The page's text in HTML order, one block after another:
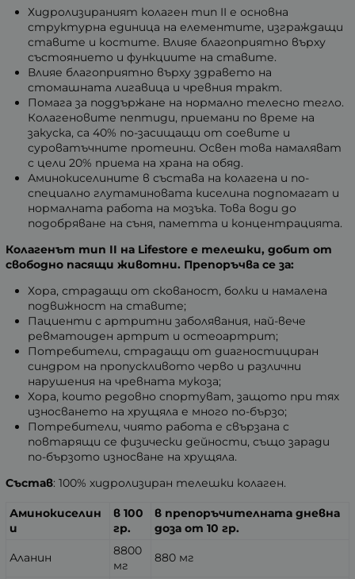
Хидролизираният колаген тип II е основна
структурна единица на елементите, изграждащи
ставите и костите. Влияе благоприятно върху
състоянието и функциите на ставите.
Влияе благоприятно върху здравето на
стомашната лигавица и чревния тракт.
Помага за поддържане на нормално телесно тегло.
Колагеновите пептиди, приемани по време на
закуска, са 40% по-засищащи от соевите и
суроватъчните протеини. Освен това намаляват
с цели 20% приема на храна на обяд.
Аминокиселините в състава на колагена и по-
специално глутаминовата киселина подпомагат и
нормалната работа на мозъка. Това води до
подобряване на съня, паметта и концентрацията.
Колагенът тип II на Lifestore е телешки, добит от
свободно пасящи животни. Препоръчва се за:
Хора, страдащи от скованост, болки и намалена
подвижност на ставите;
Пациенти с артритни заболявания, най-вече
ревматоиден артрит и остеоартрит;
Потребители, страдащи от диагностициран
синдром на пропускливото черво и различни
нарушения на чревната мукоза;
Хора, които редовно спортуват, защото при тях
износването на хрущяла е много по-бързо;
Потребители, чиято работа е свързана с
повтарящи се физически дейности, също заради
по-бързото износване на хрущяла.
Състав: 100% хидролизиран телешки колаген.
Аминокиселин
и
в 100
гр.
в препоръчителната дневна
доза от 10 гр.
Аланин
8800
мг
880 мг